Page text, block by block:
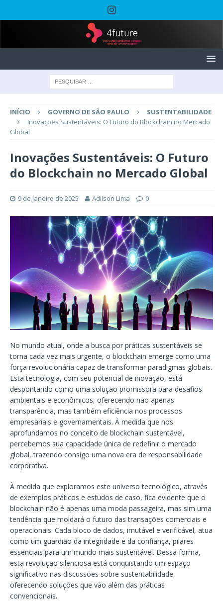
INÍCIO GOVERNO DE SÃO PAULO
SUSTENTABILIDADE
Inovações Sustentáveis: O Futuro do Blockchain no Mercado
Global
Inovações Sustentáveis: O Futuro
do Blockchain no Mercado Global
9 de janeiro de 2025 Adilson Lima 0
No mundo atual, onde a busca por práticas sustentáveis se
torna cada vez mais urgente, o blockchain emerge como uma
força revolucionária capaz de transformar paradigmas globais.
Esta tecnologia, com seu potencial de inovação, está
despontando como uma solução promissora para desafios
ambientais e econômicos, oferecendo não apenas
transparência, mas também eficiência nos processos
empresariais e governamentais. À medida que nos
aprofundamos no conceito de blockchain sustentável,
percebemos sua capacidade única de redefinir o mercado
global, trazendo consigo uma nova era de responsabilidade
corporativa.
À medida que exploramos este universo tecnológico, através
de exemplos práticos e estudos de caso, fica evidente que o
blockchain não é apenas uma moda passageira, mas sim uma
tendência que moldará o futuro das transações comerciais e
operacionais. Cada bloco de dados, imutável e verificável, atua
como um guardião da integridade e da confiança, pilares
essenciais para um mundo mais sustentável. Dessa forma,
esta revolução silenciosa está conquistando um espaço
significativo nas discussões sobre sustentabilidade,
oferecendo soluções que vão além das práticas
convencionais.